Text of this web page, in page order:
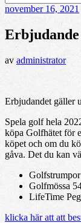
efter:
november16, 2021
av administrator
Erbjudandet gäller
Spela golf hela
köpa Golfhätet för
köpet och om du
gåva. Det du kan
Golfmössa
LifeTime
klicka här att att